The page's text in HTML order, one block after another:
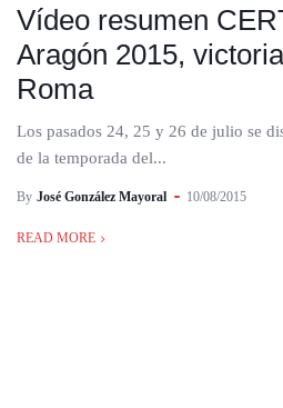
Vídeo resumen
Aragón 2015,
Roma
Los pasados 24, 25 y 26 de julio se
de la temporada del...
By José González Mayoral 10/08/2015
READ MORE